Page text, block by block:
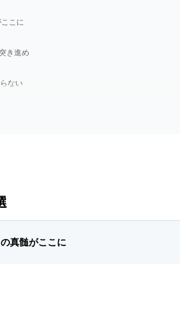
こに
き進め
ない
自身
真髄がここに